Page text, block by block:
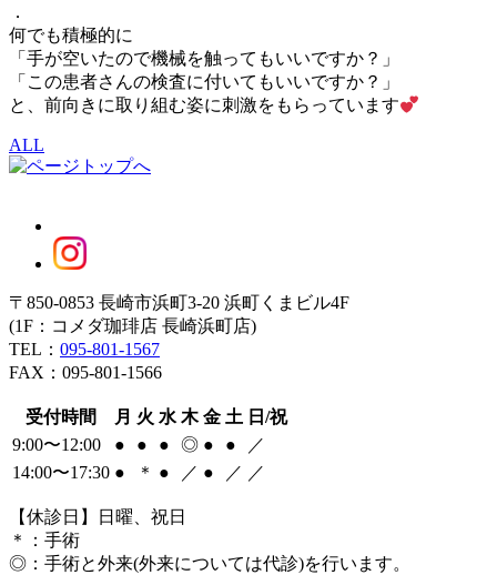
．
何でも積極的に
「手が空いたので機械を触ってもいいですか？」
「この患者さんの検査に付いてもいいですか？」
と、前向きに取り組む姿に刺激をもらっています
ALL
〒850-0853 長崎市浜町3-20 浜町くまビル4F
(1F：コメダ珈琲店 長崎浜町店)
TEL： 095-801-1567
FAX：095-801-1566
受付時間 月 火 水 木 金 土 日/祝
9:00〜12:00
● ● ● ◎ ● ●
／
14:00〜17:30 ● ＊ ● ／ ● ／ ／
【休診日】日曜、祝日
＊
：手術
◎ ：手術と外来(外来については代診)を行います。